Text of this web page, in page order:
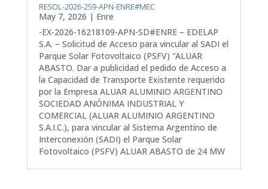
RESOL-2026-259-APN-ENRE#MEC
May 7, 2026 | Enre
-EX-2026-16218109-APN-SD#ENRE – EDELAP
S.A. – Solicitud de Acceso para vincular al SADI el
Parque Solar Fotovoltaico (PSFV) “ALUAR
ABASTO. Dar a publicidad el pedido de Acceso a
la Capacidad de Transporte Existente requerido
por la Empresa ALUAR ALUMINIO ARGENTINO
SOCIEDAD ANÓNIMA INDUSTRIAL Y
COMERCIAL (ALUAR ALUMINIO ARGENTINO
S.A.I.C.), para vincular al Sistema Argentino de
Interconexión (SADI) el Parque Solar
Fotovoltaico (PSFV) ALUAR ABASTO de 24 MW